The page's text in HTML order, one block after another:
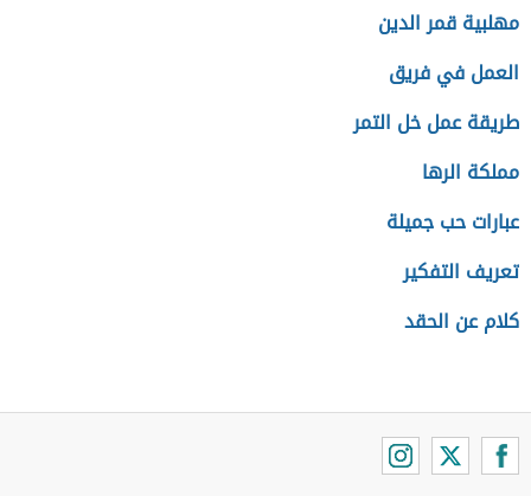
مهلبية قمر الدين
العمل في فريق
طريقة عمل خل التمر
مملكة الرها
عبارات حب جميلة
تعريف التفكير
كلام عن الحقد